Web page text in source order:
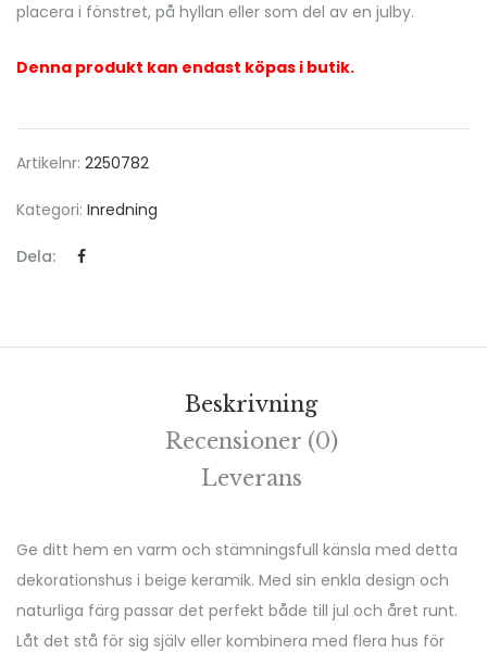
placera i fönstret, på hyllan eller som del av en julby.
Denna produkt kan endast köpas i butik.
Artikelnr: 2250782
Kategori: Inredning
Dela:
Beskrivning
Recensioner (0)
Leverans
Ge ditt hem en varm och stämningsfull känsla med detta
dekorationshus i beige keramik. Med sin enkla design och
naturliga färg passar det perfekt både till jul och året runt.
Låt det stå för sig själv eller kombinera med flera hus för